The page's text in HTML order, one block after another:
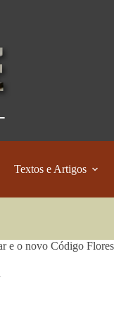
Textos e Artigos
e o novo Código